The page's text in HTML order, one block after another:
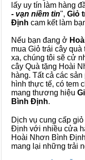
lấy uy tín làm hàng
- vạn niềm tin", Giỏ
Định cam kết làm
Nếu bạn đang ở
mua Giỏ trái cây
xa, chúng tôi sẽ cử
cây Quà tặng Hoài
hàng. Tất cả các
hình thực tế, có tem
mang thương hiệu
Bình Định.
Dịch vụ cung cấp
Định với nhiều cửa
Hoài Nhơn Bình
mang lại những trải